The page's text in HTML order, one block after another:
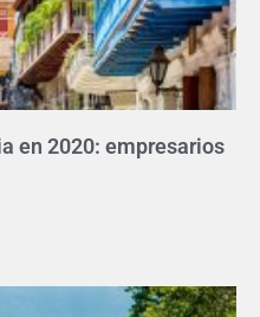
en 2020: empresarios